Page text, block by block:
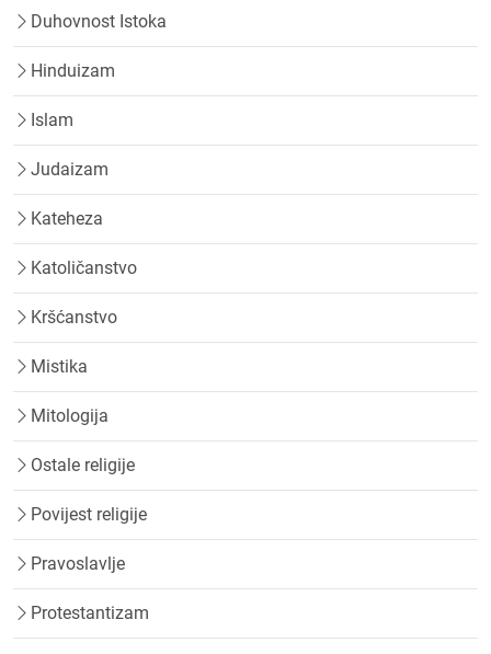
Duhovnost Istoka
Hinduizam
Islam
Judaizam
Kateheza
Katoličanstvo
Kršćanstvo
Mistika
Mitologija
Ostale religije
Povijest religije
Pravoslavlje
Protestantizam